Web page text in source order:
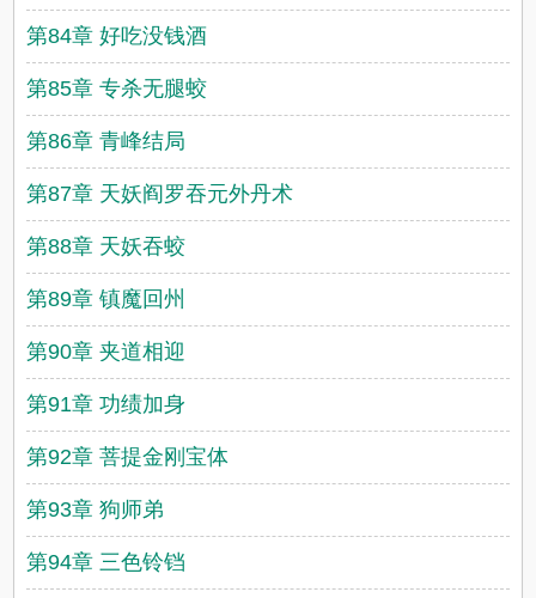
第84章 好吃没钱酒
第85章 专杀无腿蛟
第86章 青峰结局
第87章 天妖阎罗吞元外丹术
第88章 天妖吞蛟
第89章 镇魔回州
第90章 夹道相迎
第91章 功绩加身
第92章 菩提金刚宝体
第93章 狗师弟
第94章 三色铃铛